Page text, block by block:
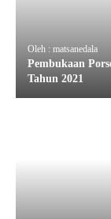
Oleh : matsanedala
Pembukaan
Tahun 2021